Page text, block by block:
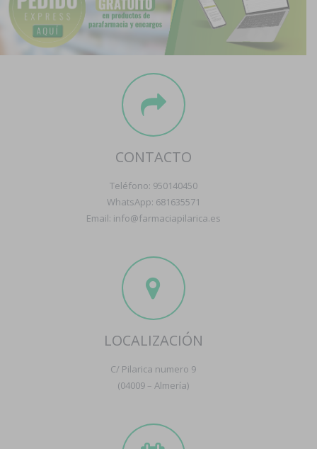
Contacto
Boletín
CONTACTO
Teléfono: 950140450
WhatsApp: 681635571
Email: info@farmaciapilarica.es
LOCALIZACIÓN
C/ Pilarica numero 9
(04009 – Almería)